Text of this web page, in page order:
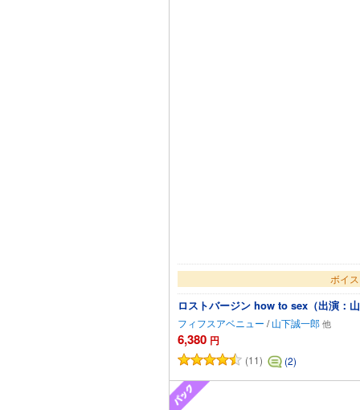
ボイ
ロストバージン how to sex（出演：
フィフスアベニュー / 山下誠一郎
6,380 円
(11) (2)